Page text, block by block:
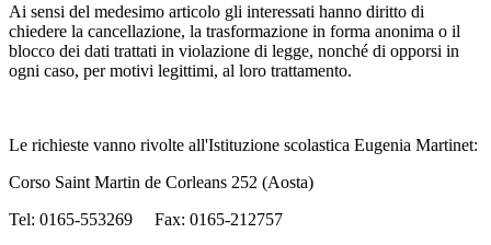
Ai sensi del medesimo articolo gli interessati hanno diritto di
chiedere la cancellazione, la trasformazione in forma anonima o il
blocco dei dati trattati in violazione di legge, nonché di opporsi in
ogni caso, per motivi legittimi, al loro trattamento.
Le richieste vanno rivolte all'Istituzione scolastica Eugenia Martinet:
Corso Saint Martin de Corleans 252 (Aosta)
Tel: 0165-553269 Fax: 0165-212757